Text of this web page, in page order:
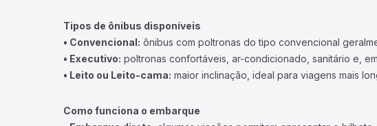
Tipos de ônibus disponíveis
• Convencional: ônibus com poltronas do tipo convencional
• Executivo: poltronas confortáveis, ar-condicionado, sanitário e,
• Leito ou Leito-cama: maior inclinação, ideal para viagens mais
Como funciona o embarque